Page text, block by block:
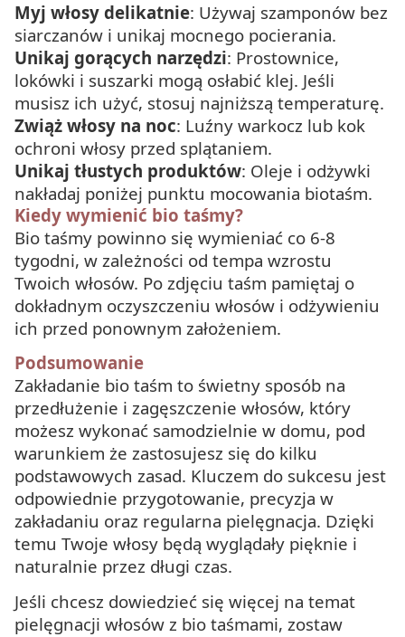
Myj włosy delikatnie: Używaj szamponów bez
siarczanów i unikaj mocnego pocierania.
Unikaj gorących narzędzi: Prostownice,
lokówki i suszarki mogą osłabić klej. Jeśli
musisz ich użyć, stosuj najniższą temperaturę.
Zwiąż włosy na noc: Luźny warkocz lub kok
ochroni włosy przed splątaniem.
Unikaj tłustych produktów: Oleje i odżywki
nakładaj poniżej punktu mocowania biotaśm.
Kiedy wymienić bio taśmy?
Bio taśmy powinno się wymieniać co 6-8
tygodni, w zależności od tempa wzrostu
Twoich włosów. Po zdjęciu taśm pamiętaj o
dokładnym oczyszczeniu włosów i odżywieniu
ich przed ponownym założeniem.
Podsumowanie
Zakładanie bio taśm to świetny sposób na
przedłużenie i zagęszczenie włosów, który
możesz wykonać samodzielnie w domu, pod
warunkiem że zastosujesz się do kilku
podstawowych zasad. Kluczem do sukcesu jest
odpowiednie przygotowanie, precyzja w
zakładaniu oraz regularna pielęgnacja. Dzięki
temu Twoje włosy będą wyglądały pięknie i
naturalnie przez długi czas.
Jeśli chcesz dowiedzieć się więcej na temat
pielęgnacji włosów z bio taśmami, zostaw